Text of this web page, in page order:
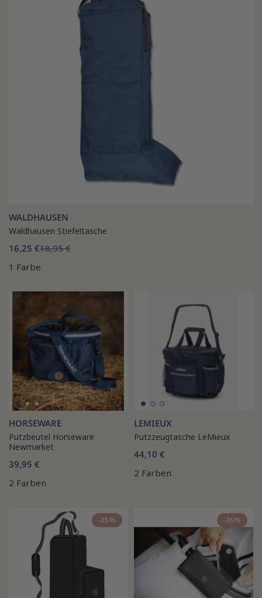
WALDHAUSEN
Waldhausen Stiefeltasche
16,25 €18,95 €
1 Farbe
HORSEWARE
Putzbeutel Horseware
Newmarket
39,95 €
2 Farben
LEMIEUX
Putzzeugtasche LeMieux
44,10 €
2 Farben
-25% -26%